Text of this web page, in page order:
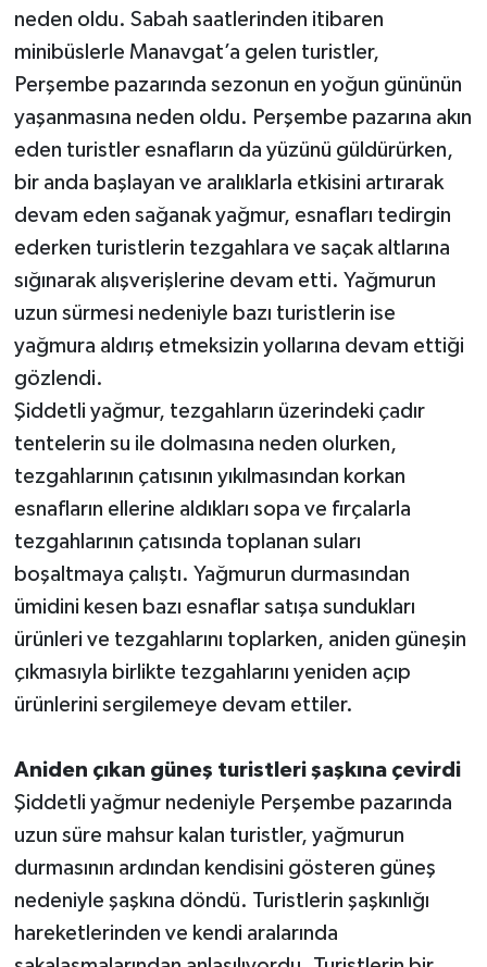
neden oldu. Sabah saatlerinden itibaren
minibüslerle Manavgat’a gelen turistler,
Perşembe pazarında sezonun en yoğun gününün
yaşanmasına neden oldu. Perşembe pazarına akın
eden turistler esnafların da yüzünü güldürürken,
bir anda başlayan ve aralıklarla etkisini artırarak
devam eden sağanak yağmur, esnafları tedirgin
ederken turistlerin tezgahlara ve saçak altlarına
sığınarak alışverişlerine devam etti. Yağmurun
uzun sürmesi nedeniyle bazı turistlerin ise
yağmura aldırış etmeksizin yollarına devam ettiği
gözlendi.
Şiddetli yağmur, tezgahların üzerindeki çadır
tentelerin su ile dolmasına neden olurken,
tezgahlarının çatısının yıkılmasından korkan
esnafların ellerine aldıkları sopa ve fırçalarla
tezgahlarının çatısında toplanan suları
boşaltmaya çalıştı. Yağmurun durmasından
ümidini kesen bazı esnaflar satışa sundukları
ürünleri ve tezgahlarını toplarken, aniden güneşin
çıkmasıyla birlikte tezgahlarını yeniden açıp
ürünlerini sergilemeye devam ettiler.
Aniden çıkan güneş turistleri şaşkına çevirdi
Şiddetli yağmur nedeniyle Perşembe pazarında
uzun süre mahsur kalan turistler, yağmurun
durmasının ardından kendisini gösteren güneş
nedeniyle şaşkına döndü. Turistlerin şaşkınlığı
hareketlerinden ve kendi aralarında